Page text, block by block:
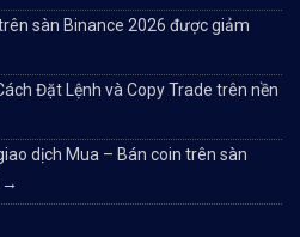
sàn Binance 2026 được giảm
Đặt Lệnh và Copy Trade trên nền
dịch Mua – Bán coin trên sàn
→